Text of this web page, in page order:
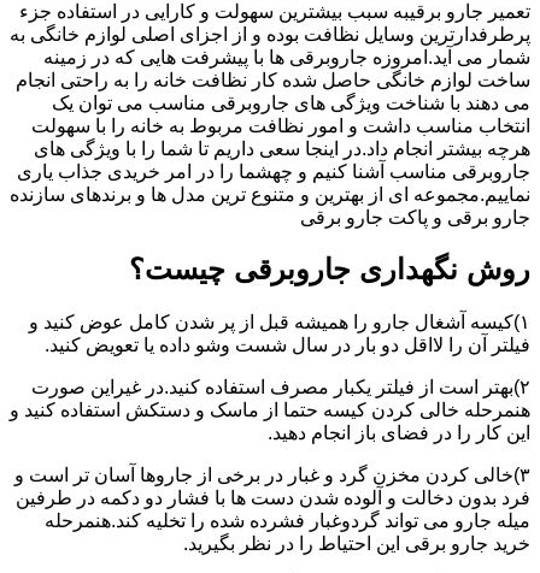
تعمیر جارو برقیبه سبب بیشترین سهولت و کارایی در استفاده جزء
پرطرفدارترین وسایل نظافت بوده و از اجزای اصلی لوازم خانگی به
شمار می آید.امروزه جاروبرقی ها با پیشرفت هایی که در زمینه
ساخت لوازم خانگی حاصل شده کار نظافت خانه را به راحتی انجام
می دهند با شناخت ویژگی های جاروبرقی مناسب می توان یک
انتخاب مناسب داشت و امور نظافت مربوط به خانه را با سهولت
هرچه بیشتر انجام داد.در اینجا سعی داریم تا شما را با ویژگی های
جاروبرقی مناسب آشنا کنیم و چهشما را در امر خریدی جذاب یاری
نماییم.مجموعه ای از بهترین و متنوع ترین مدل ها و برندهای سازنده
جارو برقی و پاکت جارو برقی
روش نگهداری جاروبرقی چیست؟
۱)کیسه آشغال جارو را همیشه قبل از پر شدن کامل عوض کنید و
فیلتر آن را لااقل دو بار در سال شست وشو داده یا تعویض کنید.
۲)بهتر است از فیلتر یکبار مصرف استفاده کنید.در غیراین صورت
هنمرحله خالی کردن کیسه حتما از ماسک و دستکش استفاده کنید و
این کار را در فضای باز انجام دهید.
۳)خالی کردن مخزن گرد و غبار در برخی از جاروها آسان تر است و
فرد بدون دخالت و آلوده شدن دست ها با فشار دو دکمه در طرفین
میله جارو می تواند گردوغبار فشرده شده را تخلیه کند.هنمرحله
خرید جارو برقی این احتیاط را در نظر بگیرید.